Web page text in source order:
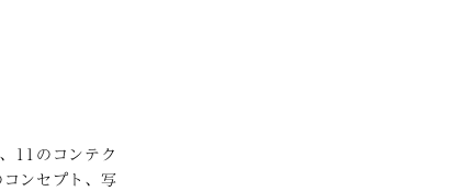
11のコンテク
ンセプト、写